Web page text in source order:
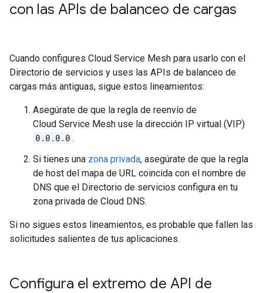
con las APIs de balanceo de cargas
Cuando configures Cloud Service Mesh para usarlo con el
Directorio de servicios y uses las APIs de balanceo de
cargas más antiguas, sigue estos lineamientos:
Asegúrate de que la regla de reenvío de
Cloud Service Mesh use la dirección IP virtual (VIP)
0.0.0.0 .
Si tienes una zona privada, asegúrate de que la regla
de host del mapa de URL coincida con el nombre de
DNS que el Directorio de servicios configura en tu
zona privada de Cloud DNS.
Si no sigues estos lineamientos, es probable que fallen las
solicitudes salientes de tus aplicaciones.
Configura el extremo de API de